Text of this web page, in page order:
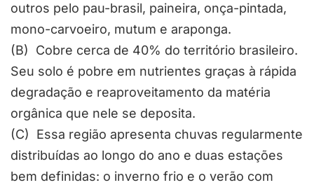
outros pelo pau-brasil, paineira, onça-pintada,
mono-carvoeiro, mutum e araponga.
(B) Cobre cerca de 40% do território brasileiro.
Seu solo é pobre em nutrientes graças à rápida
degradação e reaproveitamento da matéria
orgânica que nele se deposita.
(C) Essa região apresenta chuvas regularmente
distribuídas ao longo do ano e duas estações
bem definidas: o inverno frio e o verão com